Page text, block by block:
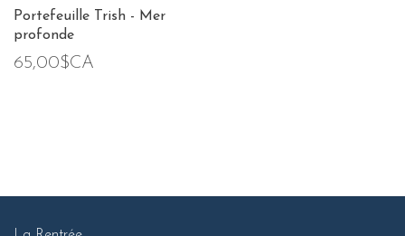
Portefeuille Trish - Mer
profonde
65,00$CA